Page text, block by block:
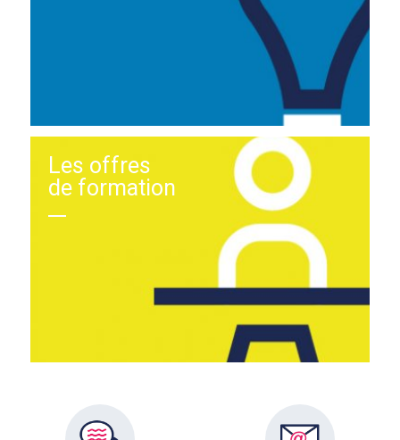
Les offres
de formation